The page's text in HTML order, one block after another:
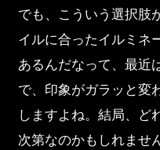
でも、こういう選択肢
イルに合ったイルミネ
あるんだなって、最近
で、印象がガラッと変
しますよね。結局、ど
次第なのかもしれませ